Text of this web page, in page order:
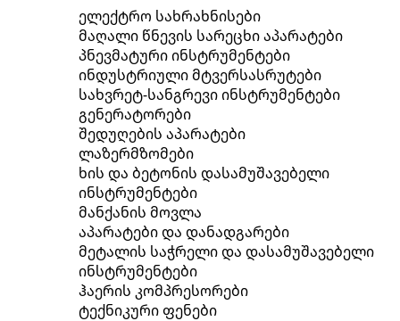
ელექტრო სახრახნისები
მაღალი წნევის სარეცხი აპარატები
პნევმატური ინსტრუმენტები
ინდუსტრიული მტვერსასრუტები
სახვრეტ-სანგრევი ინსტრუმენტები
გენერატორები
შედუღების აპარატები
ლაზერმზომები
ხის და ბეტონის დასამუშავებელი
ინსტრუმენტები
მანქანის მოვლა
აპარატები და დანადგარები
მეტალის საჭრელი და დასამუშავებელი
ინსტრუმენტები
ჰაერის კომპრესორები
ტექნიკური ფენები